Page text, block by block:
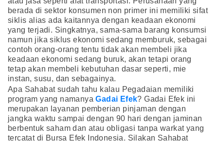
berada di sektor konsumen non primer ini memiliki sifat
siklis alias ada kaitannya dengan keadaan ekonomi
yang terjadi. Singkatnya, sama-sama barang konsumsi
namun jika siklus ekonomi sedang memburuk, sebagai
contoh orang-orang tentu tidak akan membeli jika
keadaan ekonomi sedang buruk, akan tetapi orang
tetap akan membeli kebutuhan dasar seperti, mie
instan, susu, dan sebagainya.
Apa Sahabat sudah tahu kalau Pegadaian memiliki
program yang namanyaGadai Efek? Gadai Efek ini
merupakan layanan pemberian pinjaman dengan
jangka waktu sampai dengan 90 hari dengan jaminan
berbentuk saham dan atau obligasi tanpa warkat yang
tercatat di Bursa Efek Indonesia. Silakan Sahabat